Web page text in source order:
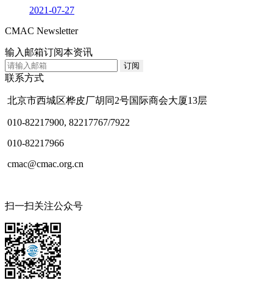
2021-07-27
CMAC Newsletter
输入邮箱订阅本资讯
联系方式
北京市西城区桦皮厂胡同2号国际商会大厦13层
010-82217900, 82217767/7922
010-82217966
cmac@cmac.org.cn
扫一扫关注公众号